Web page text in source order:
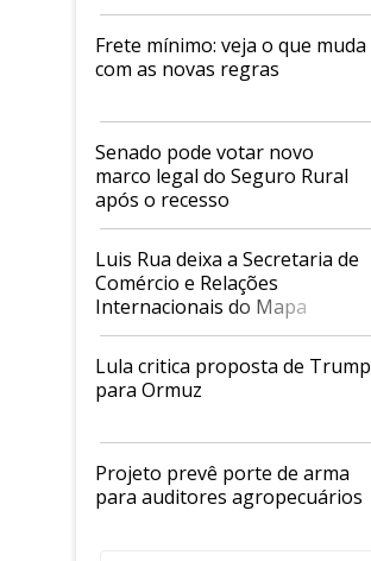
Frete mínimo: veja o que muda
com as novas regras
Senado pode votar novo
marco legal do Seguro Rural
após o recesso
Luis Rua deixa a Secretaria de
Comércio e Relações
Internacionais do Mapa
Lula critica proposta de Trump
para Ormuz
Projeto prevê porte de arma
para auditores agropecuários